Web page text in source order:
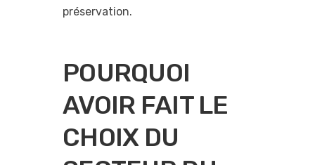
préservation.
POURQUOI
AVOIR FAIT LE
CHOIX DU